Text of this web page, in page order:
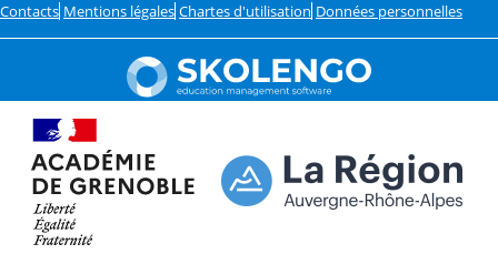
Contacts Mentions légales Chartes d'utilisation Données personnelles